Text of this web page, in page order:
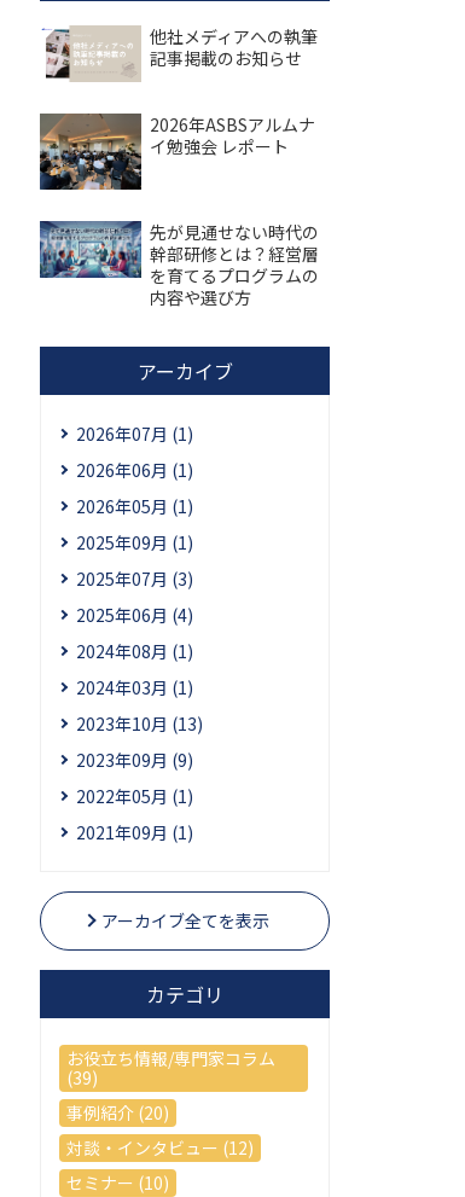
他社メディアへの執筆
記事掲載のお知らせ
2026年ASBSアルムナ
イ勉強会 レポート
先が見通せない時代の
幹部研修とは？経営層
を育てるプログラムの
内容や選び方
アーカイブ
2026年07月 (1)
2026年06月 (1)
2026年05月 (1)
2025年09月 (1)
2025年07月 (3)
2025年06月 (4)
2024年08月 (1)
2024年03月 (1)
2023年10月 (13)
2023年09月 (9)
2022年05月 (1)
2021年09月 (1)
アーカイブ全てを表示
カテゴリ
お役立ち情報/専門家コラム
(39)
事例紹介 (20)
対談・インタビュー (12)
セミナー (10)